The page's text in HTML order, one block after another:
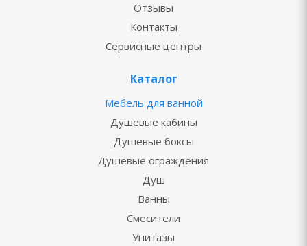
Отзывы
Контакты
Сервисные центры
Каталог
Мебель для ванной
Душевые кабины
Душевые боксы
Душевые ограждения
Душ
Ванны
Смесители
Унитазы